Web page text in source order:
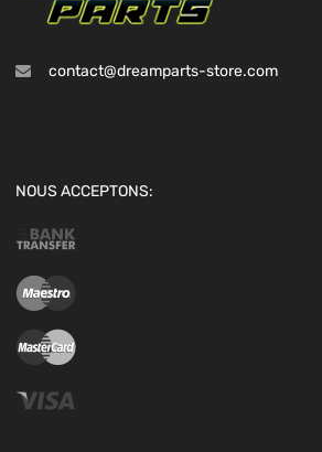
contact@dreamparts-store.com
NOUS ACCEPTONS: